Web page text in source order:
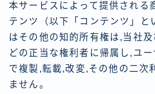
本サービスによって提供される
テンツ（以下「コンテンツ」と
はその他の知的所有権は,当社
どの正当な権利者に帰属し,ユ
で複製,転載,改変,その他の二次
ません。